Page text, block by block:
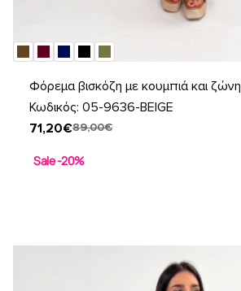
Φόρεμα βισκόζη με κουμπιά και ζώνη
Κωδικός: 05-9636-BEIGE
71,20€89,00€
Sale -20%